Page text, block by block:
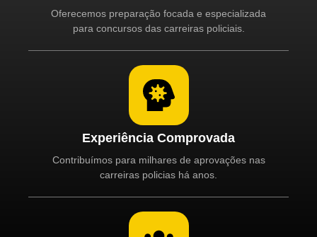
Oferecemos preparação focada e especializada
para concursos das carreiras policiais.
Experiência Comprovada
Contribuímos para milhares de aprovações nas
carreiras policias há anos.